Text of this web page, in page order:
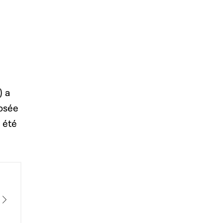
a
été